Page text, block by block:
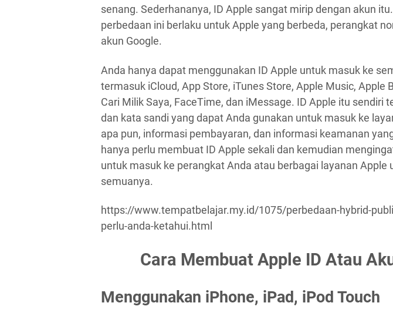
senang. Sederhananya, ID Apple sangat mirip dengan akun
perbedaan ini berlaku untuk Apple yang berbeda, perangkat
akun Google.
Anda hanya dapat menggunakan ID Apple untuk masuk ke
termasuk iCloud, App Store, iTunes Store, Apple Music, Apple
Cari Milik Saya, FaceTime, dan iMessage. ID Apple itu sendiri
dan kata sandi yang dapat Anda gunakan untuk masuk ke
apa pun, informasi pembayaran, dan informasi keamanan
hanya perlu membuat ID Apple sekali dan kemudian
untuk masuk ke perangkat Anda atau berbagai layanan Apple
semuanya.
https://www.tempatbelajar.my.id/1075/perbedaan-hybrid-
perlu-anda-ketahui.html
Cara Membuat Apple ID Atau
Menggunakan iPhone, iPad, iPod Touch